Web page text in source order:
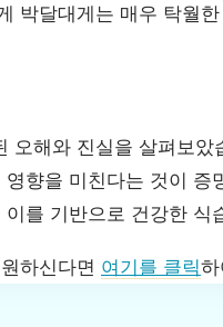
박달대게는 매우 탁월
오해와 진실을 살펴보
향을 미친다는 것이 증
를 기반으로 건강한 식
하신다면 여기를 클릭